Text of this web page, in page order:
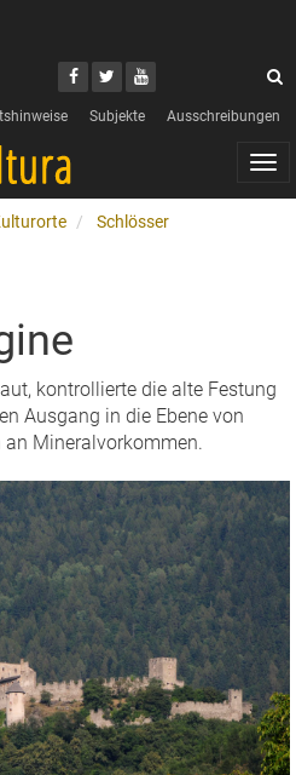
Facebook
Twitter
Youtube
Subjekte Ausschreibungen
Schlösser
kontrollierte die alte Festung
Ausgang in die Ebene von
Mineralvorkommen.